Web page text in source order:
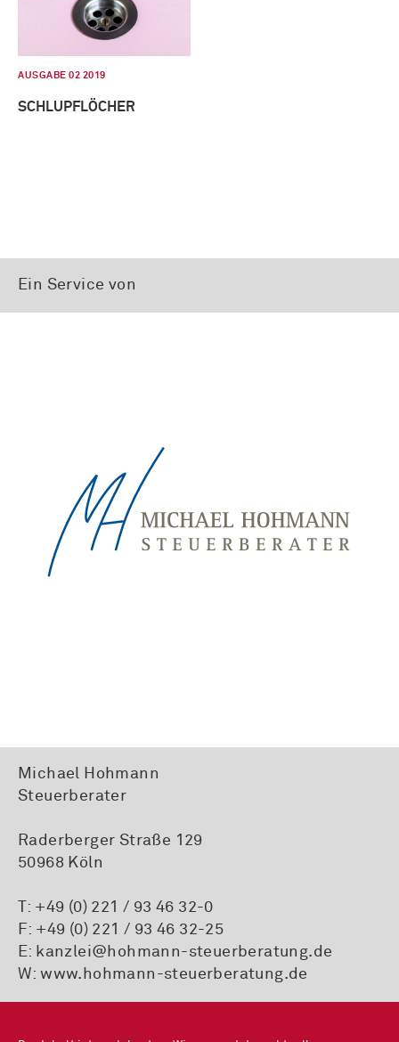
AUSGABE 02 2019
SCHLUPFLÖCHER
Ein Service von
Michael Hohmann
Steuerberater
Raderberger Straße 129
50968 Köln
T: +49 (0) 221 / 93 46 32-0
F: +49 (0) 221 / 93 46 32-25
E: kanzlei@hohmann-steuerberatung.de
W:www.hohmann-steuerberatung.de